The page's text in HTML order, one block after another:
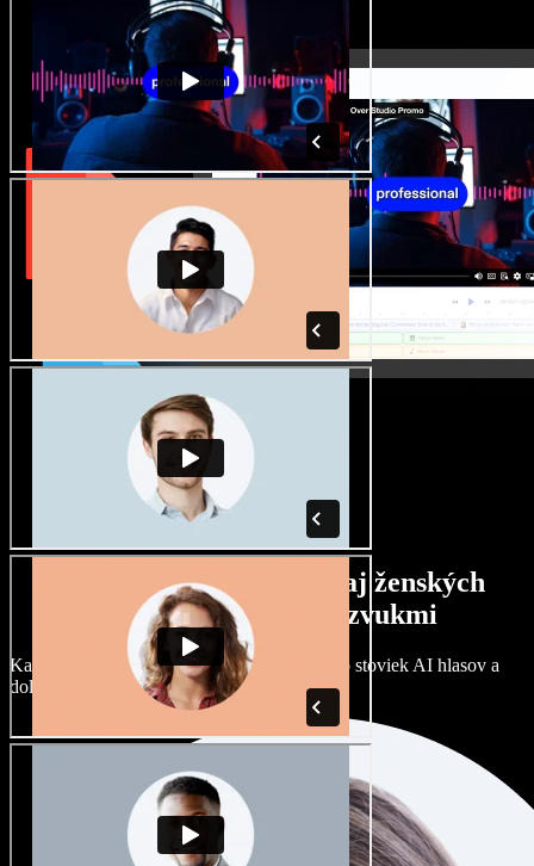
Široký výber mužských aj ženských
hlasov s rôznymi prízvukmi
Každý projekt môže znieť inak. Vyberte si zo stoviek AI hlasov a
dolaďte si ich podľa seba.